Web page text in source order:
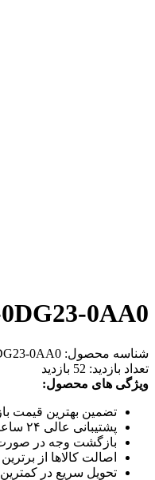
0AA0
شناسه محصول: 0AA0
تعداد بازدید: 52 بازدید
ویژگی های محصول:
تضمین بهترین قیمت
پشتیبانی عالی ۲۴ ساعته، ۷ روز هفته
بازگشت وجه در
اصالت کالاها از برترین
تحویل سریع در